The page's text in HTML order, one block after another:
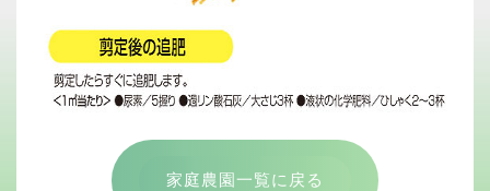
家庭農園一覧に戻る